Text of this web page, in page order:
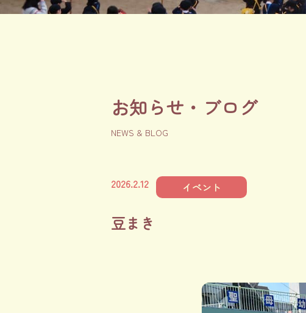
お知らせ・ブログ
NEWS & BLOG
2026.2.12 イベント
豆まき